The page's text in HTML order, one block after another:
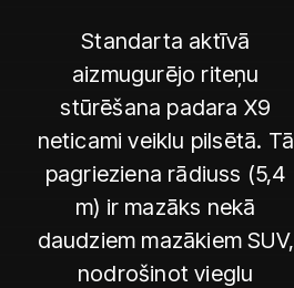
Standarta aktīvā
aizmugurējo riteņu
stūrēšana padara X9
neticami veiklu pilsētā. Tā
pagrieziena rādiuss (5,4
m) ir mazāks nekā
daudziem mazākiem SUV,
nodrošinot vieglu